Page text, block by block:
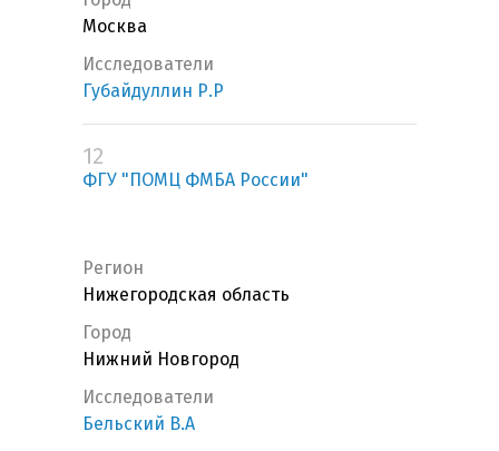
Москва
Исследователи
Губайдуллин Р.Р
12
ФГУ "ПОМЦ ФМБА России"
Регион
Нижегородская область
Город
Нижний Новгород
Исследователи
Бельский В.А